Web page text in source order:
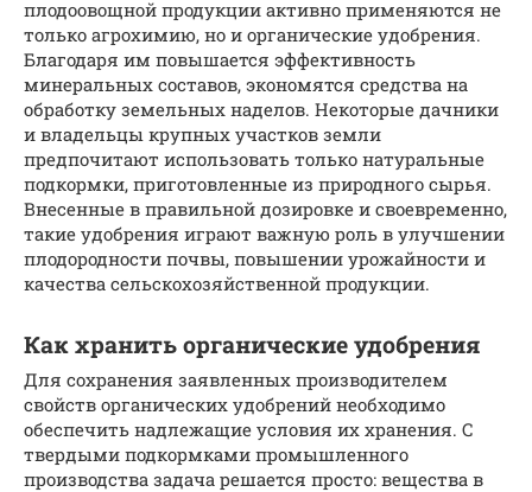
плодоовощной продукции активно применяются не
только агрохимию, но и органические удобрения.
Благодаря им повышается эффективность
минеральных составов, экономятся средства на
обработку земельных наделов. Некоторые дачники
и владельцы крупных участков земли
предпочитают использовать только натуральные
подкормки, приготовленные из природного сырья.
Внесенные в правильной дозировке и своевременно,
такие удобрения играют важную роль в улучшении
плодородности почвы, повышении урожайности и
качества сельскохозяйственной продукции.
Как хранить органические удобрения
Для сохранения заявленных производителем
свойств органических удобрений необходимо
обеспечить надлежащие условия их хранения. С
твердыми подкормками промышленного
производства задача решается просто: вещества в